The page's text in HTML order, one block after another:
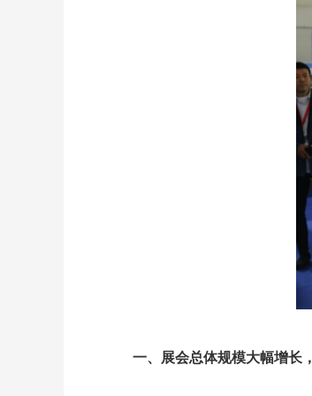
一、展会总体规模大幅增长，